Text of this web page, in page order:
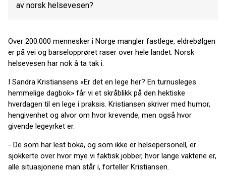
av norsk helsevesen?
Over 200.000 mennesker i Norge mangler fastlege, eldrebølgen
er på vei og barselopprøret raser over hele landet. Norsk
helsevesen har nok å ta tak i.
I Sandra Kristiansens «Er det en lege her? En turnusleges
hemmelige dagbok» får vi et skråblikk på den hektiske
hverdagen til en lege i praksis. Kristiansen skriver med humor,
hengivenhet og alvor om hvor krevende, men også hvor
givende legeyrket er.
- De som har lest boka, og som ikke er helsepersonell, er
sjokkerte over hvor mye vi faktisk jobber, hvor lange vaktene er,
alle situasjonene man står i, forteller Kristiansen.